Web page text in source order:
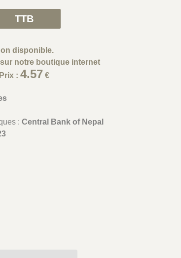
TTB
disponible.
notre boutique internet
Prix :4.57 €
:Central Bank of Nepal